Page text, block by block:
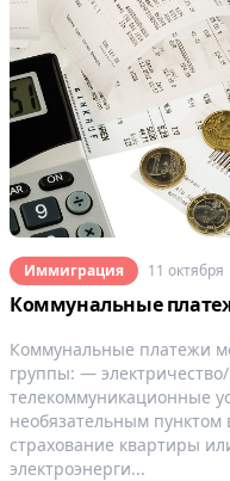
Иммиграция 11 октября
Коммунальные
Коммунальные платежи
группы: —
телекоммуникационные
необязательным
страхование квартиры
электроэнерги...